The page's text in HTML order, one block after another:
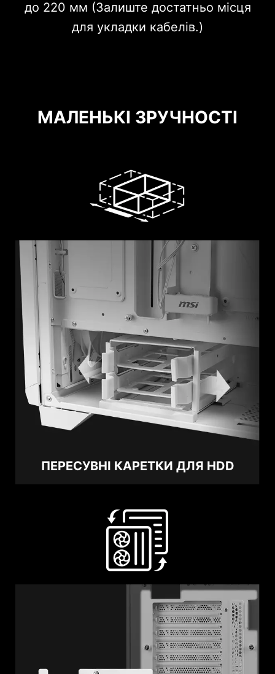
до 220 мм (Залиште достатньо місця
для укладки кабелів.)
2 x 3.5”
живлення
2 x 2.5”
МАЛЕНЬКІ ЗРУЧНОСТІ
ПЕРЕСУВНІ КАРЕТКИ ДЛЯ HDD